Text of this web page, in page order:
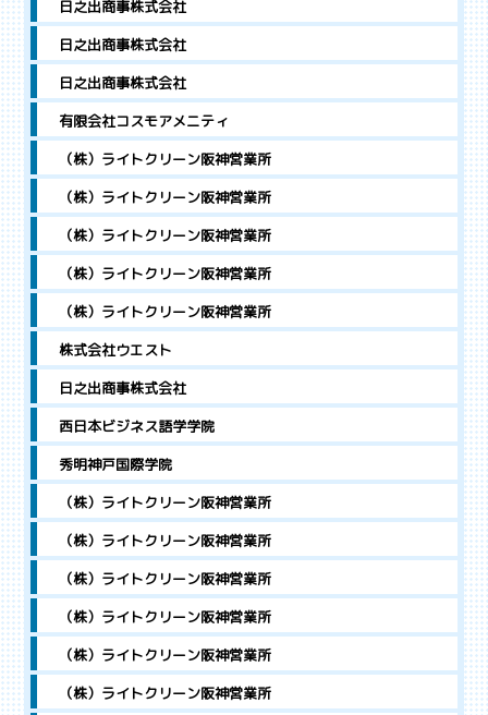
日之出商事株式会社
日之出商事株式会社
日之出商事株式会社
有限会社コスモアメニティ
（株）ライトクリーン阪神営業所
（株）ライトクリーン阪神営業所
（株）ライトクリーン阪神営業所
（株）ライトクリーン阪神営業所
（株）ライトクリーン阪神営業所
株式会社ウエスト
日之出商事株式会社
西日本ビジネス語学学院
秀明神戸国際学院
（株）ライトクリーン阪神営業所
（株）ライトクリーン阪神営業所
（株）ライトクリーン阪神営業所
（株）ライトクリーン阪神営業所
（株）ライトクリーン阪神営業所
（株）ライトクリーン阪神営業所